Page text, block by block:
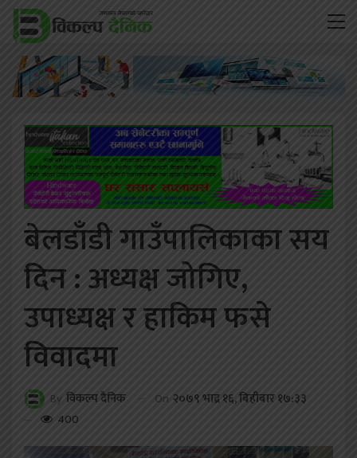
बेलडाँडी गाउँपालिकाका सय
दिन : अध्यक्ष जोगिए,
उपाध्यक्ष र हाकिम फसे
विवादमा
By विकल्प दैनिक On २०७९ भाद्र १६, बिहीबार १७:३३
400